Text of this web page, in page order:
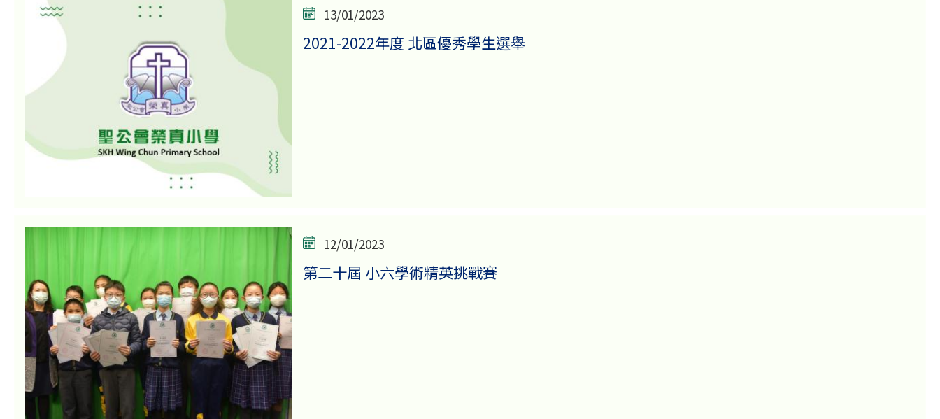
13/01/2023
2021-2022年度 北區優秀學生選舉
12/01/2023
第二十屆 小六學術精英挑戰賽